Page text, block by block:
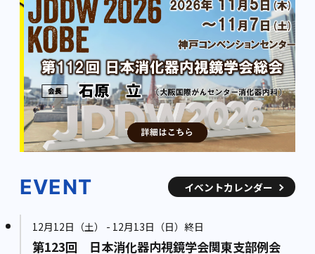
EVENT イベントカレンダー
12月12日（土） - 12月13日（日）終日
第123回 日本消化器内視鏡学会関東支部例会